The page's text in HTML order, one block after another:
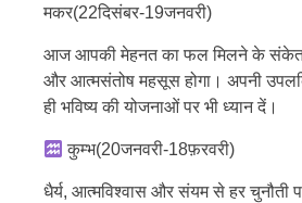
मकर(22दिसंबर-19जनवरी)
आज आपकी मेहनत का फल मिलने के संकेत
और आत्मसंतोष महसूस होगा। अपनी
ही भविष्य की योजनाओं पर भी ध्यान दें।
कुम्भ(20जनवरी-18फ़रवरी)
धैर्य, आत्मविश्वास और संयम से हर चुनौती